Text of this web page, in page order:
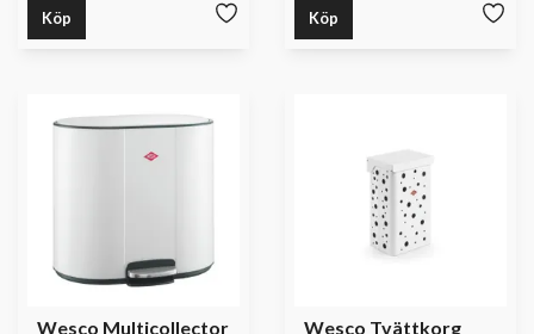
Köp Köp
Wesco Multicollector
Wesco Tvättkorg